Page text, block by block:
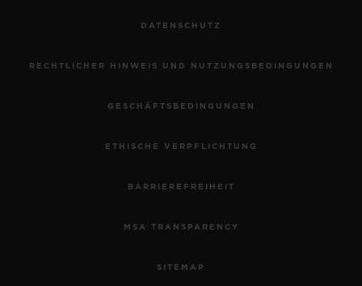
DATENSCHUTZ
RECHTLICHER HINWEIS UND NUTZUNGSBEDINGUNGEN
GESCHÄFTSBEDINGUNGEN
ETHISCHE VERPFLICHTUNG
BARRIEREFREIHEIT
MSA TRANSPARENCY
SITEMAP